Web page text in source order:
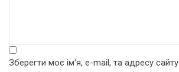
Зберегти моє ім'я, e-mail, та адресу